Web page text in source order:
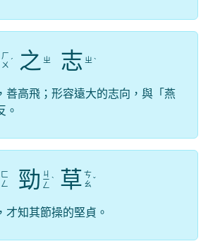
ㄏ
ㄨ ˊ 之 ㄓ 志 ㄓ ˋ
善高飛；形容遠大的志向，與「燕
。
ㄈ
ㄥ
勁 ㄐ
ㄧ
ㄥ
ˋ 草 ㄘ
ㄠ ˇ
才知其節操的堅貞。